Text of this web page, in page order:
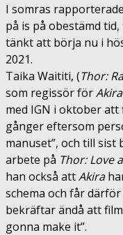
I somras rapporterade
på is på obestämd
tänkt att börja nu i
2021.
Taika Waititi, (Thor:
som regissör förAkira
med IGN i oktober
gånger eftersom
manuset”, och till sist
arbete på Thor: Love
han också attAkira
schema och får
bekräftar ändå att
gonna make it”.